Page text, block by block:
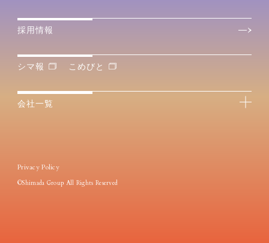
採用情報
シマ報 こめびと
会社一覧
Privacy Policy
©Shimada Group All Rights Reserved